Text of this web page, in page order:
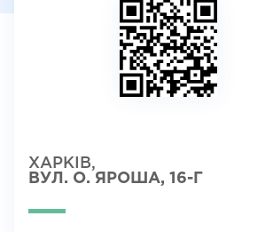
ХАРКІВ,
ВУЛ. О. ЯРОША, 16-Г